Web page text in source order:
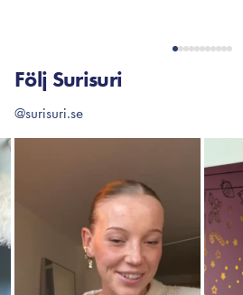
Följ Surisuri
@surisuri.se